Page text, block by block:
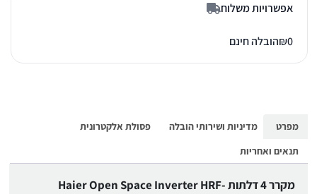
אפשרויות משלוח
₪0 הובלה חינם
מפרט מדיניות ושירותי הובלה
פסולת אלקטרונית
תנאים ואחריות
מקרר 4 דלתות Haier Open Space Inverter HRF-